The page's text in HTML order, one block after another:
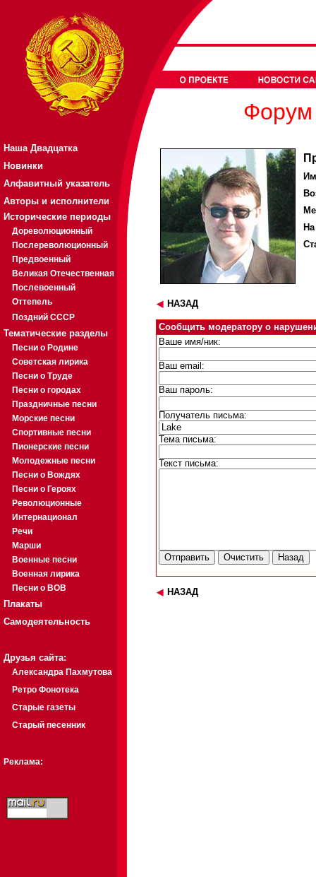
Наша Двадцатка
Новинки
Алфавитный указатель
Авторы и исполнители
Исторические периоды
Дореволюционный
Послереволюционный
Предвоенный
Великая Отечественная
Послевоенный
Оттепель
Поздний СССР
Тематические разделы
Песни о Родине
Советская лирика
Песни о Труде
Песни о городах
Праздничные песни
Морские песни
Спортивные песни
Пионерские песни
Молодежные песни
Песни о Вождях
Песни о Героях
Революционные
Интернационал
Речи
Марши
Военные песни
Военная лирика
Песни о ВОВ
Плакаты
Самодеятельность
Друзья сайта:
Александра Пахмутова
Ретро Фонотека
Старые газеты
Старый песенник
Реклама:
Форум
НАЗАД
Сообщить модератору о
Ваше имя/ник:
Ваш email:
Ваш пароль:
Получатель письма:
Тема письма:
Текст письма:
НАЗАД